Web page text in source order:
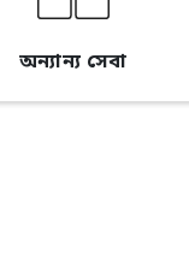
অন্যান্য সেবা